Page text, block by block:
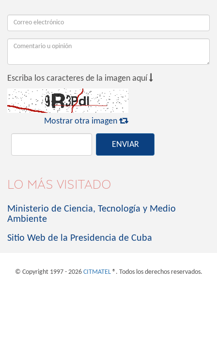
Escriba los caracteres de la imagen aquí 
Mostrar otra imagen 
ENVIAR
LO MÁS VISITADO
Ministerio de Ciencia, Tecnología y Medio
Ambiente
Sitio Web de la Presidencia de Cuba
© Copyright 1997 - 2026 CITMATEL®. Todos los derechos reservados.